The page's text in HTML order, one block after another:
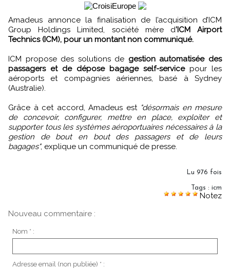
Amadeus annonce la finalisation de l’acquisition d’ICM
Group Holdings Limited, société mère d’ICM Airport
Technics (ICM), pour un montant non communiqué.
ICM propose des solutions de gestion automatisée des
passagers et de dépose bagage self-servicepour les
aéroports et compagnies aériennes, basé à Sydney
(Australie).
Grâce à cet accord, Amadeus est "désormais en mesure
de concevoir, configurer, mettre en place, exploiter et
supporter tous les systèmes aéroportuaires nécessaires à la
gestion de bout en bout des passagers et de leurs
bagages", explique un communiqué de presse.
Lu 976 fois
Tags : icm
Notez
Nouveau commentaire :
Nom * :
Adresse email (non publiée) * :